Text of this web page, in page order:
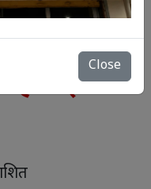
Close
पठन